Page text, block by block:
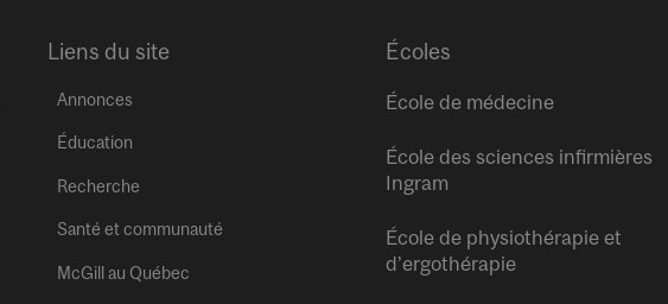
Liens du site
Annonces
Éducation
Recherche
Santé et communauté
McGill au Québec
Écoles
École de médecine
École des sciences infirmières
Ingram
École de physiothérapie et
d’ergothérapie